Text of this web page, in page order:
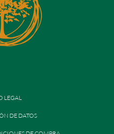
LEGAL
DE DATOS